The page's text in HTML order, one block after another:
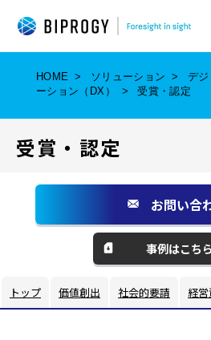
HOME ソリューション
デジ
ーション（DX）
受賞・認定
受賞・認定
お問い合
事例はこちら
トップ 価値創出 社会的要請 経